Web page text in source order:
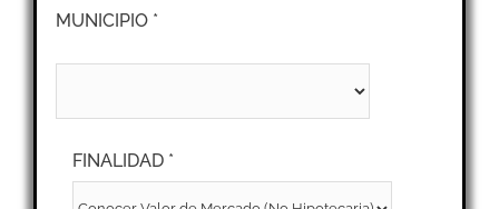
MUNICIPIO *
FINALIDAD *